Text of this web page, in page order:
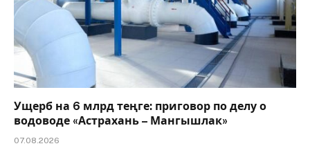
Ущерб на 6 млрд теңге: приговор по делу о
водоводе «Астрахань – Мангышлак»
07.08.2026